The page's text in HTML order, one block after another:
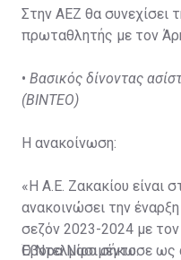
Στην ΑΕΖ θα συνεχίσει
πρωταθλητής με τον
• Βασικός δίνοντας
(ΒΙΝΤΕΟ)
Η ανακοίνωση:
«Η Α.Ε. Ζακακίου είναι
ανακοινώσει την
σεζόν 2023-2024 με τον
Έβορα Νασιμέντο.
Ο Ντελμίρο σήκωσε ως